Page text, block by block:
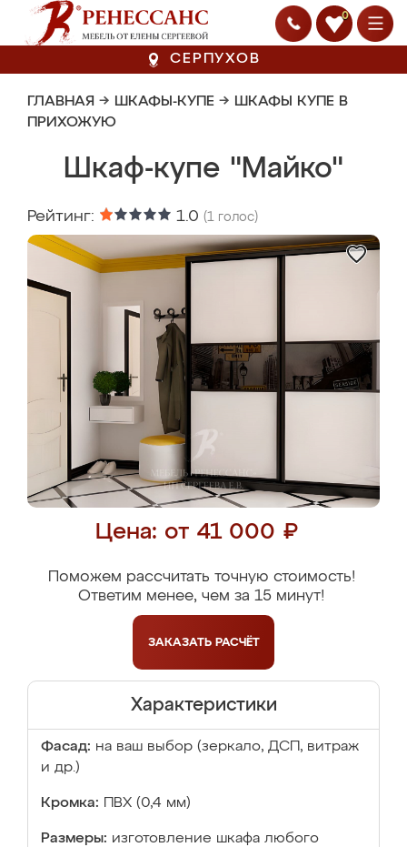
0
СЕРПУХОВ
ГЛАВНАЯ → ШКАФЫ-КУПЕ → ШКАФЫ КУПЕ В
ПРИХОЖУЮ
Шкаф-купе "Майко"
Рейтинг: 1.0 (1 голос)
Цена: от 41 000 ₽
Поможем рассчитать точную стоимость!
Ответим менее, чем за 15 минут!
ЗАКАЗАТЬ РАСЧЁТ
Характеристики
Фасад: на ваш выбор (зеркало, ДСП, витраж
и др.)
Кромка: ПВХ (0,4 мм)
Размеры: изготовление шкафа любого